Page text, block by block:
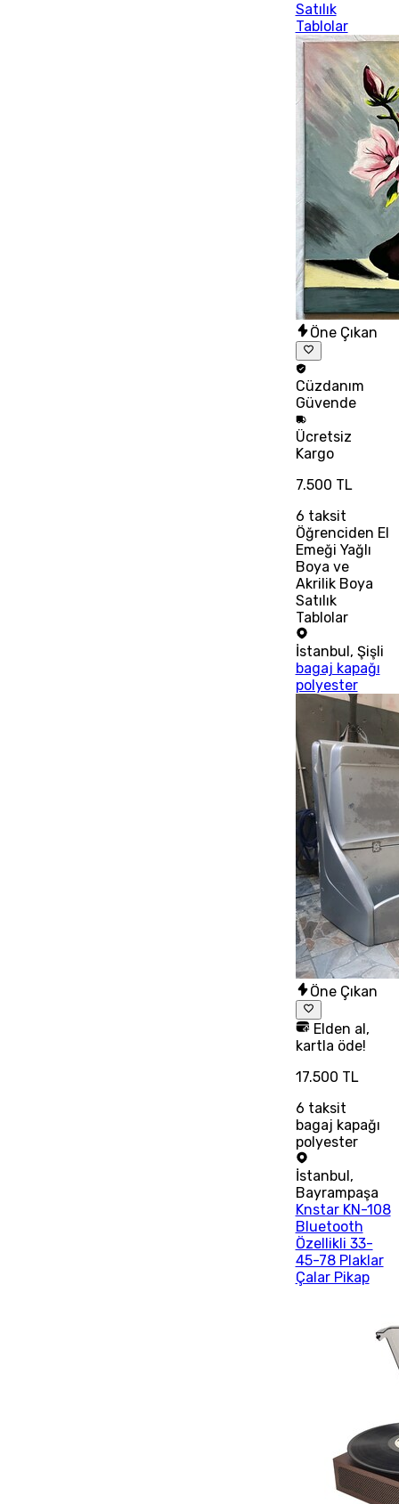
Satılık
Tablolar
Öne Çıkan
Cüzdanım
Güvende
Ücretsiz
Kargo
7.500 TL
6 taksit
Öğrenciden El
Emeği Yağlı
Boya ve
Akrilik Boya
Satılık
Tablolar
İstanbul, Şişli
bagaj kapağı
polyester
Öne Çıkan
Elden al,
kartla öde!
17.500 TL
6 taksit
bagaj kapağı
polyester
İstanbul ,
Bayrampaşa
Knstar KN-108
Bluetooth
Özellikli 33-
45-78 Plaklar
Çalar Pikap